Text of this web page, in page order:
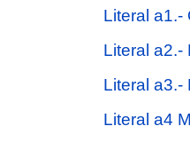
Literal a1.-
Literal a2.-
Literal a3.-
Literal a4